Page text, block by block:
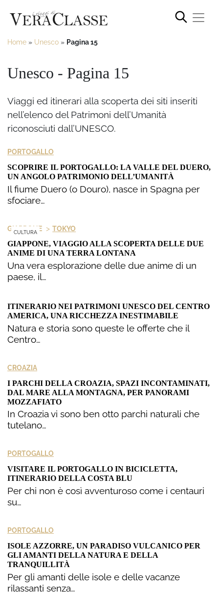
Home » Unesco » Pagina 15
Unesco - Pagina 15
Viaggi ed itinerari alla scoperta dei siti inseriti
nell’elenco del Patrimoni dell’Umanità
riconosciuti dall’UNESCO.
PORTOGALLO
SCOPRIRE IL PORTOGALLO: LA VALLE DEL DUERO,
UN ANGOLO PATRIMONIO DELL’UMANITÀ
Il fiume Duero (o Douro), nasce in Spagna per
sfociare…
CULTURA
GIAPPONE > TOKYO
GIAPPONE, VIAGGIO ALLA SCOPERTA DELLE DUE
ANIME DI UNA TERRA LONTANA
Una vera esplorazione delle due anime di un
paese, il…
ITINERARIO NEI PATRIMONI UNESCO DEL CENTRO
AMERICA, UNA RICCHEZZA INESTIMABILE
Natura e storia sono queste le offerte che il
Centro…
CROAZIA
I PARCHI DELLA CROAZIA, SPAZI INCONTAMINATI,
DAL MARE ALLA MONTAGNA, PER PANORAMI
MOZZAFIATO
In Croazia vi sono ben otto parchi naturali che
tutelano…
PORTOGALLO
VISITARE IL PORTOGALLO IN BICICLETTA,
ITINERARIO DELLA COSTA BLU
Per chi non è così avventuroso come i centauri
su…
PORTOGALLO
ISOLE AZZORRE, UN PARADISO VULCANICO PER
GLI AMANTI DELLA NATURA E DELLA
TRANQUILLITÀ
Per gli amanti delle isole e delle vacanze
rilassanti senza…